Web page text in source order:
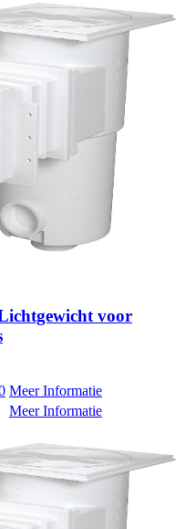
voor
Meer Informatie
Meer Informatie